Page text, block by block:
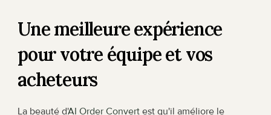
Une meilleure expérience
pour votre équipe et vos
acheteurs
La beauté d'AI Order Convert est qu'il améliore le